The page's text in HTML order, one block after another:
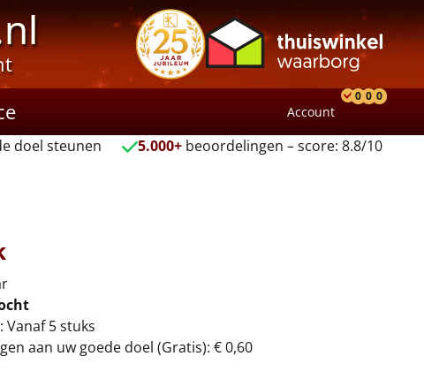
Account
0 0 0
doel steunen 5.000+ beoordelingen – score: 8.8/10
Vanaf 5 stuks
aan uw goede doel (Gratis): € 0,60